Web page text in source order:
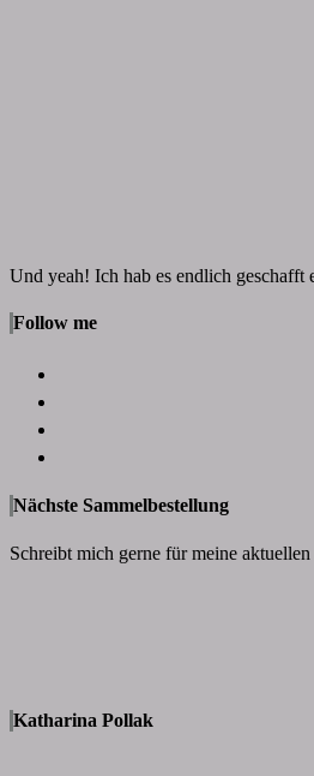
Und yeah! Ich hab es endlich
Follow me
Nächste Sammelbestellung
Schreibt mich gerne für meine
Katharina Pollak